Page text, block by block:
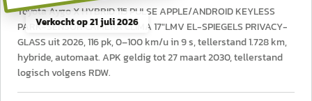
Verkocht op21 juli 2026
Toyota Aygo X HYBRID 115 PULSE APPLE/ANDROID KEYLESS
PARK-SENSOR CAMERA CLIMA 17"LMV EL-SPIEGELS PRIVACY-
GLASS uit 2026, 116 pk, 0–100 km/u in 9 s, tellerstand 1.728 km,
hybride, automaat. APK geldig tot 27 maart 2030, tellerstand
logisch volgens RDW.